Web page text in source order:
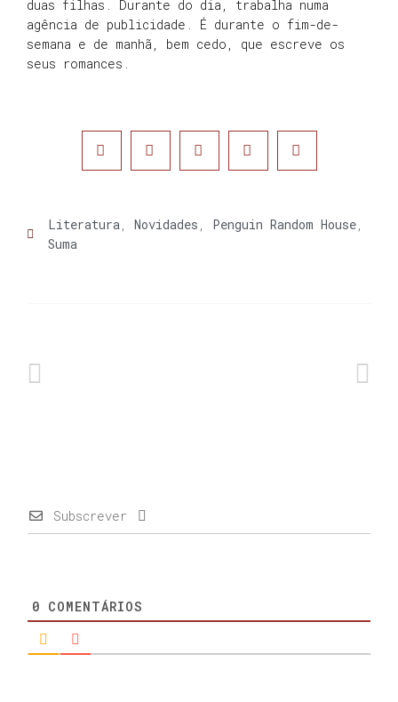
duas filhas. Durante do dia, trabalha numa
agência de publicidade. É durante o fim-de-
semana e de manhã, bem cedo, que escreve os
seus romances.
Literatura, Novidades , Penguin Random House,
Suma
Subscrever
0 COMENTÁRIOS